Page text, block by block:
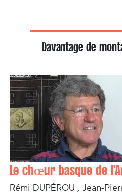
Davantage de
Le chœur basque de
Rémi DUPÉROU , Jean-